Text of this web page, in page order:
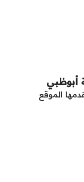
أبوظبي
الموقع